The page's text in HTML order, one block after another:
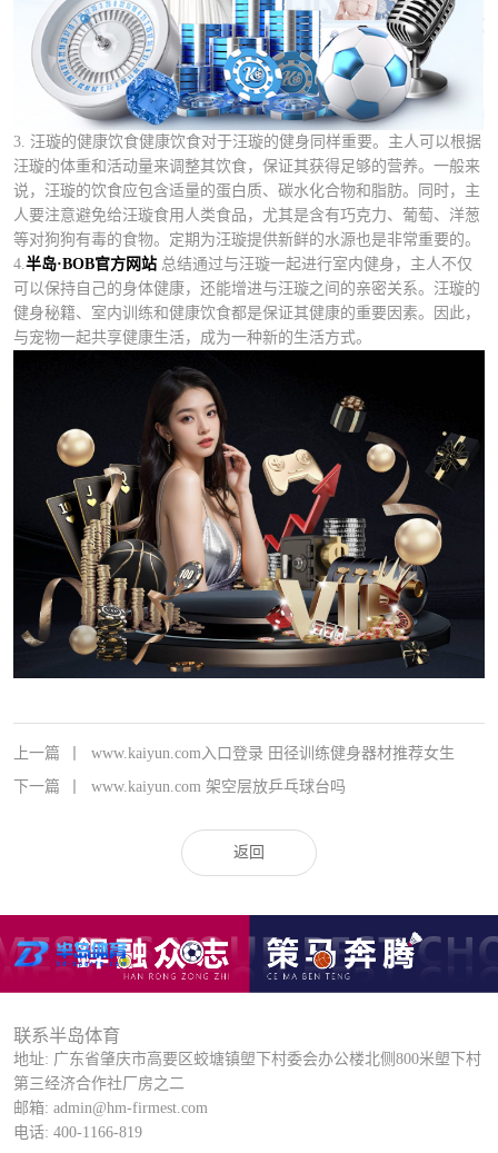
3. 汪璇的健康饮食健康饮食对于汪璇的健身同样重要。主人可以根据
汪璇的体重和活动量来调整其饮食，保证其获得足够的营养。一般来
说，汪璇的饮食应包含适量的蛋白质、碳水化合物和脂肪。同时，主
人要注意避免给汪璇食用人类食品，尤其是含有巧克力、葡萄、洋葱
等对狗狗有毒的食物。定期为汪璇提供新鲜的水源也是非常重要的。
4.半岛·BOB官方网站 总结通过与汪璇一起进行室内健身，主人不仅
可以保持自己的身体健康，还能增进与汪璇之间的亲密关系。汪璇的
健身秘籍、室内训练和健康饮食都是保证其健康的重要因素。因此，
与宠物一起共享健康生活，成为一种新的生活方式。
上一篇
www.kaiyun.com入口登录 田径训练健身器材推荐女生
下一篇
www.kaiyun.com 架空层放乒乓球台吗
返回
联系半岛体育
地址: 广东省肇庆市高要区蛟塘镇塱下村委会办公楼北侧800米塱下村
第三经济合作社厂房之二
邮箱: admin@hm-firmest.com
电话: 400-1166-819